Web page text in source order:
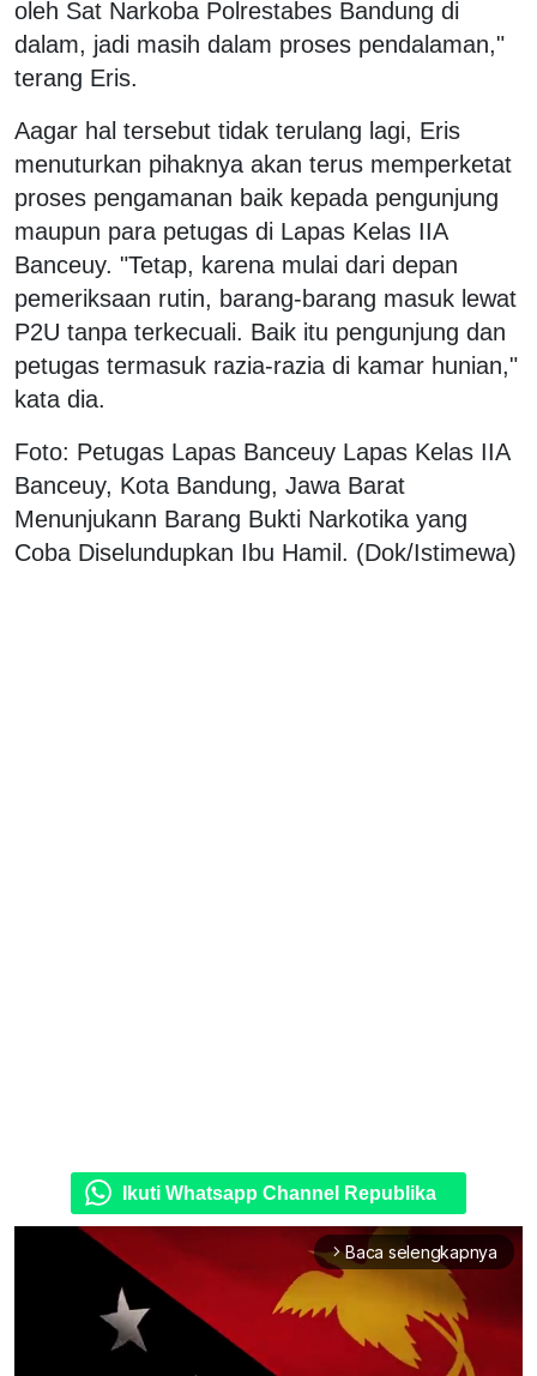
oleh Sat Narkoba Polrestabes Bandung di
dalam, jadi masih dalam proses pendalaman,"
terang Eris.
Aagar hal tersebut tidak terulang lagi, Eris
menuturkan pihaknya akan terus memperketat
proses pengamanan baik kepada pengunjung
maupun para petugas di Lapas Kelas IIA
Banceuy. "Tetap, karena mulai dari depan
pemeriksaan rutin, barang-barang masuk lewat
P2U tanpa terkecuali. Baik itu pengunjung dan
petugas termasuk razia-razia di kamar hunian,"
kata dia.
Foto: Petugas Lapas Banceuy Lapas Kelas IIA
Banceuy, Kota Bandung, Jawa Barat
Menunjukann Barang Bukti Narkotika yang
Coba Diselundupkan Ibu Hamil. (Dok/Istimewa)
Ikuti Whatsapp Channel Republika
arrow_forward_ios Baca selengkapnya